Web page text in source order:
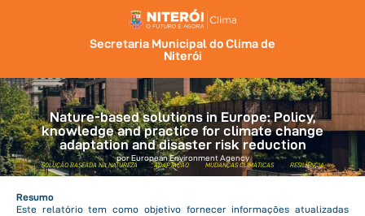
Secretaria Municipal do Clima de
Niterói
Nature-based solutions in Europe: Policy,
knowledge and practice for climate change
adaptation and disaster risk reduction
por European Environment Agency
SOLUÇÃO BASEADA NA NATUREZA ADAPTAÇÃO MUDANÇAS CLIMÁTICAS RESILIÊNCIA
Resumo
Este relatório tem como objetivo fornecer informações atualizadas